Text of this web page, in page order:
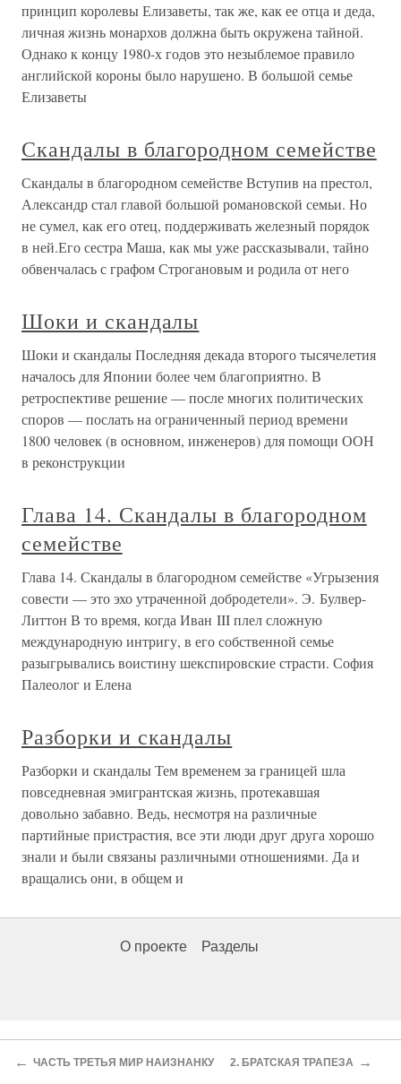
принцип королевы Елизаветы, так же, как ее отца и деда,
личная жизнь монархов должна быть окружена тайной.
Однако к концу 1980-х годов это незыблемое правило
английской короны было нарушено. В большой семье
Елизаветы
Скандалы в благородном семействе
Скандалы в благородном семействе Вступив на престол,
Александр стал главой большой романовской семьи. Но
не сумел, как его отец, поддерживать железный порядок
в ней.Его сестра Маша, как мы уже рассказывали, тайно
обвенчалась с графом Строгановым и родила от него
Шоки и скандалы
Шоки и скандалы Последняя декада второго тысячелетия
началось для Японии более чем благоприятно. В
ретроспективе решение — после многих политических
споров — послать на ограниченный период времени
1800 человек (в основном, инженеров) для помощи ООН
в реконструкции
Глава 14. Скандалы в благородном
семействе
Глава 14. Скандалы в благородном семействе «Угрызения
совести — это эхо утраченной добродетели». Э. Булвер-
Литтон В то время, когда Иван III плел сложную
международную интригу, в его собственной семье
разыгрывались воистину шекспировские страсти. София
Палеолог и Елена
Разборки и скандалы
Разборки и скандалы Тем временем за границей шла
повседневная эмигрантская жизнь, протекавшая
довольно забавно. Ведь, несмотря на различные
партийные пристрастия, все эти люди друг друга хорошо
знали и были связаны различными отношениями. Да и
вращались они, в общем и
О проекте Разделы
← ЧАСТЬ ТРЕТЬЯ МИР НАИЗНАНКУ 2. БРАТСКАЯ ТРАПЕЗА →